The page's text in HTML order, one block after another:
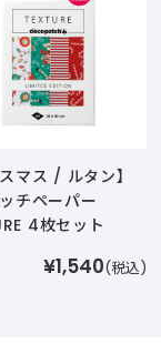
スマス / ルタン】
チペーパー
4枚セット
¥1,540(税込)